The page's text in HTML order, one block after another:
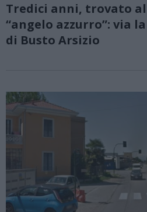
Tredici anni, trovato
“angelo azzurro”: via
di Busto Arsizio